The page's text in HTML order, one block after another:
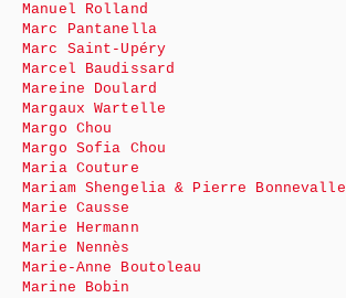
Manuel Rolland
Marc Pantanella
Marc Saint-Upéry
Marcel Baudissard
Mareine Doulard
Margaux Wartelle
Margo Chou
Margo Sofia Chou
Maria Couture
Mariam Shengelia & Pierre Bonnevalle
Marie Causse
Marie Hermann
Marie Nennès
Marie-Anne Boutoleau
Marine Bobin